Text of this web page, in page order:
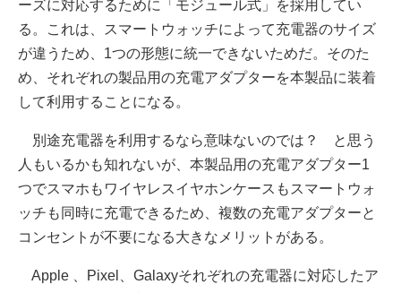
ーズに対応するために「モジュール式」を採用してい
る。これは、スマートウォッチによって充電器のサイズ
が違うため、1つの形態に統一できないためだ。そのた
め、それぞれの製品用の充電アダプターを本製品に装着
して利用することになる。
別途充電器を利用するなら意味ないのでは？ と思う
人もいるかも知れないが、本製品用の充電アダプター1
つでスマホもワイヤレスイヤホンケースもスマートウォ
ッチも同時に充電できるため、複数の充電アダプターと
コンセントが不要になる大きなメリットがある。
Apple 、Pixel、Galaxyそれぞれの充電器に対応したア